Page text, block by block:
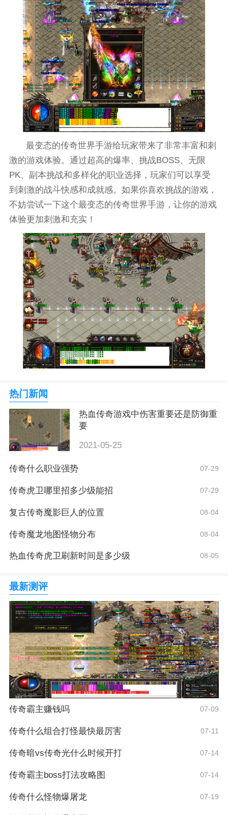
最变态的传奇世界手游给玩家带来了非常丰富和刺
激的游戏体验。通过超高的爆率、挑战BOSS、无限
PK、副本挑战和多样化的职业选择，玩家们可以享受
到刺激的战斗快感和成就感。如果你喜欢挑战的游戏，
不妨尝试一下这个最变态的传奇世界手游，让你的游戏
体验更加刺激和充实！
热门新闻
热血传奇游戏中伤害重要还是防御重
要
2021-05-25
传奇什么职业强势 07-29
传奇虎卫哪里招多少级能招 07-29
复古传奇魔影巨人的位置 08-04
传奇魔龙地图怪物分布 08-04
热血传奇虎卫刷新时间是多少级 08-05
最新测评
传奇霸主赚钱吗 07-09
传奇什么组合打怪最快最厉害 07-11
传奇暗vs传奇光什么时候开打 07-14
传奇霸主boss打法攻略图 07-14
传奇什么怪物爆屠龙 07-19